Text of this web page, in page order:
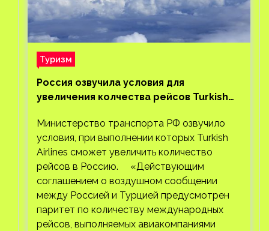
Туризм
Россия озвучила условия для
увеличения колчества рейсов Turkish
Министерство транспорта РФ озвучило
условия, при выполнении которых Turkish
Airlines сможет увеличить количество
рейсов в Россию. «Действующим
соглашением о воздушном сообщении
между Россией и Турцией предусмотрен
паритет по количеству международных
рейсов, выполняемых авиакомпаниями